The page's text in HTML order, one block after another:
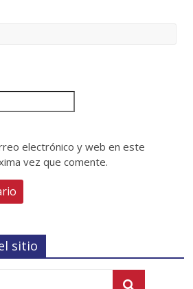
electrónico y web en este
vez que comente.
sitio